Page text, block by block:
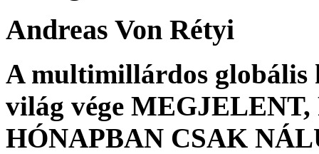
Andreas Von Rétyi
A multimillárdos globális
világ vége
HÓNAPBAN CSAK